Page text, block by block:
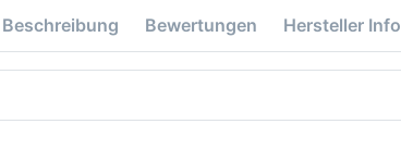
Beschreibung Bewertungen Hersteller Info